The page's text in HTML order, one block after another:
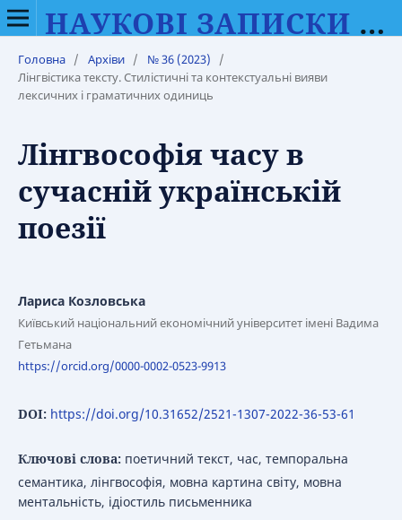
НАУКОВІ ЗАПИСКИ ВІННИЦЬКОГО ДЕРЖАВНОГО ПЕДАГОГІЧНОГО УНІВЕРСИТЕТУ ІМЕНІ МИХАЙЛА КОЦЮБИНСЬКОГО. СЕРІЯ: ФІЛОЛОГІЯ (МОВОЗНАВСТВО)
Головна / Архіви / № 36 (2023)
/
Лінгвістика тексту. Стилістичні та контекстуальні вияви
лексичних і граматичних одиниць
Лінгвософія часу в
сучасній українській
поезії
Лариса Козловська
Київський національний економічний університет імені Вадима
Гетьмана
https://orcid.org/0000-0002-0523-9913
DOI: https://doi.org/10.31652/2521-1307-2022-36-53-61
Ключові слова: поетичний текст, час, темпоральна
семантика, лінгвософія, мовна картина світу, мовна
ментальність, ідіостиль письменника